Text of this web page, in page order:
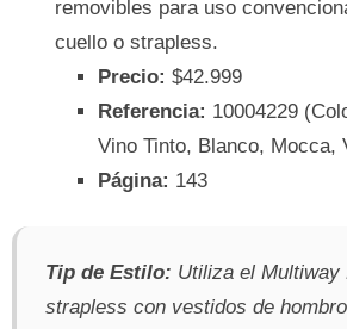
removibles para uso
cuello o strapless.
Precio: $42.999
Referencia: 10004229
Vino Tinto, Blanco, Mocca,
Página: 143
Tip de Estilo: Utiliza el Multiway
strapless con vestidos de